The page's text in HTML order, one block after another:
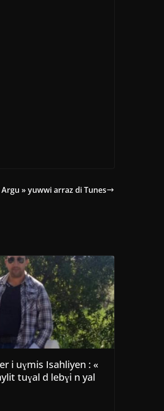
» yuwwi arraz di Tunes
i uɣmis Isahliyen : «
tuɣal d lebɣi n yal